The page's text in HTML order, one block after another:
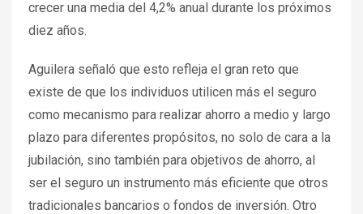
crecer una media del 4,2% anual durante los próximos
diez años.
Aguilera señaló que esto refleja el gran reto que
existe de que los individuos utilicen más el seguro
como mecanismo para realizar ahorro a medio y largo
plazo para diferentes propósitos, no solo de cara a la
jubilación, sino también para objetivos de ahorro, al
ser el seguro un instrumento más eficiente que otros
tradicionales bancarios o fondos de inversión. Otro